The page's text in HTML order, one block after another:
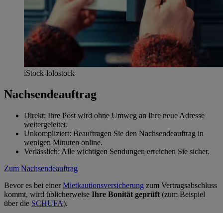
iStock-lolostock
Nachsendeauftrag
Direkt: Ihre Post wird ohne Umweg an Ihre neue Adresse
weitergeleitet.
Unkompliziert: Beauftragen Sie den Nachsendeauftrag in
wenigen Minuten online.
Verlässlich: Alle wichtigen Sendungen erreichen Sie sicher.
Zum Nachsendeauftrag
Bevor es bei einerMietkautionsversicherung zum Vertragsabschluss
kommt, wird üblicherweise Ihre Bonität geprüft (zum Beispiel
über die SCHUFA).